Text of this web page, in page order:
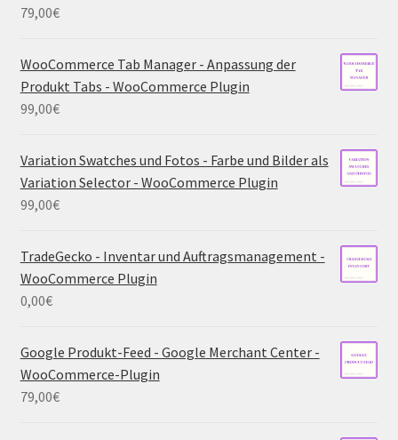
79,00€
WooCommerce Tab Manager - Anpassung der
Produkt Tabs - WooCommerce Plugin
99,00€
Variation Swatches und Fotos - Farbe und Bilder als
Variation Selector - WooCommerce Plugin
99,00€
TradeGecko - Inventar und Auftragsmanagement -
WooCommerce Plugin
0,00€
Google Produkt-Feed - Google Merchant Center -
WooCommerce-Plugin
79,00€